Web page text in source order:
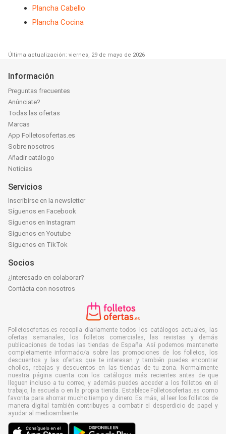
Plancha Cabello
Plancha Cocina
Última actualización: viernes, 29 de mayo de 2026
Información
Preguntas frecuentes
Anúnciate?
Todas las ofertas
Marcas
App Folletosofertas.es
Sobre nosotros
Añadir catálogo
Noticias
Servicios
Inscribirse en la newsletter
Síguenos en Facebook
Síguenos en Instagram
Síguenos en Youtube
Síguenos en TikTok
Socios
¿Interesado en colaborar?
Contácta con nosotros
Folletosofertas.es recopila diariamente todos los catálogos actuales, las
ofertas semanales, los folletos comerciales, las revistas y demás
publicaciones de todas las tiendas de España. Así podemos mantenerte
completamente informado/a sobre las promociones de los folletos, los
descuentos y las ofertas que te interesan y también puedes encontrar
chollos, rebajas y descuentos en las tiendas de tu zona. Normalmente
nuestra página cuenta con los catálogos más recientes antes de que
lleguen incluso a tu correo, y además puedes acceder a los folletos en el
trabajo, la escuela o en la propia tienda. Establece Folletosofertas.es como
favorita para ahorrar mucho tiempo y dinero. Es más, al leer los folletos de
manera digital también contribuyes a combatir el desperdicio de papel y
ayudar al medioambiente.